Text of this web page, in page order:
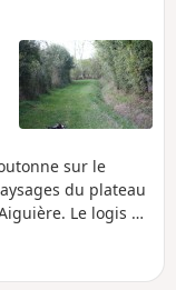
sur le
du plateau
Le logis de